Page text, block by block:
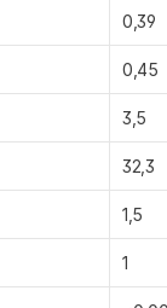
0,39
0,45
3,5
32,3
1,5
1